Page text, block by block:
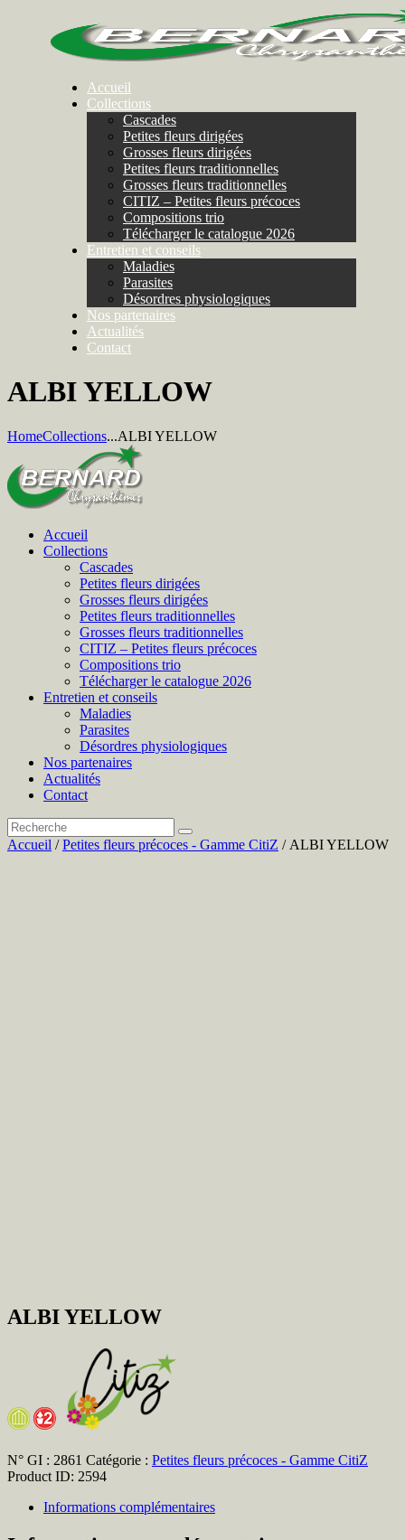
Accueil
Collections
Cascades
Petites fleurs dirigées
Grosses fleurs dirigées
Petites fleurs traditionnelles
Grosses fleurs traditionnelles
CITIZ – Petites fleurs précoces
Compositions trio
Télécharger le catalogue 2026
Entretien et conseils
Maladies
Parasites
Désordres physiologiques
Nos partenaires
Actualités
Contact
ALBI YELLOW
HomeCollections...ALBI YELLOW
Accueil
Collections
Cascades
Petites fleurs dirigées
Grosses fleurs dirigées
Petites fleurs traditionnelles
Grosses fleurs traditionnelles
CITIZ – Petites fleurs précoces
Compositions trio
Télécharger le catalogue 2026
Entretien et conseils
Maladies
Parasites
Désordres physiologiques
Nos partenaires
Actualités
Contact
Accueil /Petites fleurs précoces - Gamme CitiZ / ALBI YELLOW
ALBI YELLOW
N° GI : 2861 Catégorie : Petites fleurs précoces - Gamme CitiZ
Product ID: 2594
Informations complémentaires